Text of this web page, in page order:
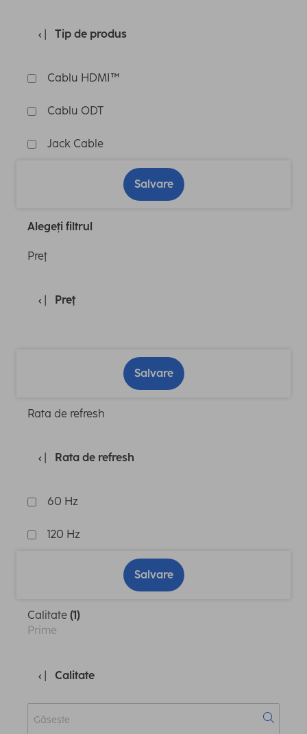
Tip de produs
Cablu HDMI™
Cablu ODT
Jack Cable
Salvare
Alegeți filtrul
Preţ
Preţ
Salvare
Rata de refresh
Rata de refresh
60 Hz
120 Hz
Salvare
Calitate (1)
Prime
Calitate